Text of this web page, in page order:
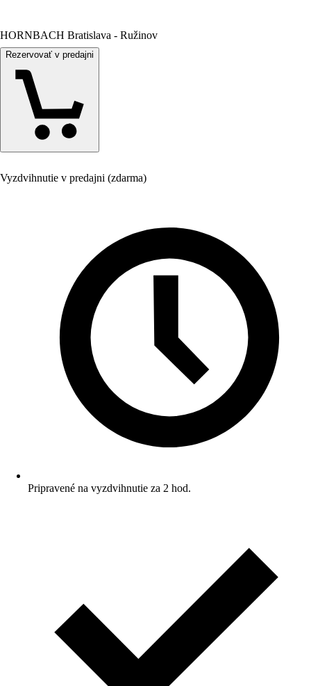
HORNBACH Bratislava - Ružinov
Rezervovať v predajni
Vyzdvihnutie v predajni (zdarma)
Pripravené na vyzdvihnutie za 2 hod.